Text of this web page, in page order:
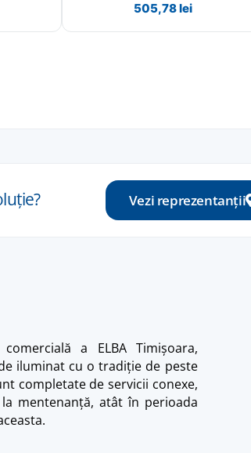
505,78lei
? Vezi reprezentanții
a ELBA Timișoara,
iluminat cu o tradiție de peste
completate de servicii conexe,
mentenanță, atât în perioada